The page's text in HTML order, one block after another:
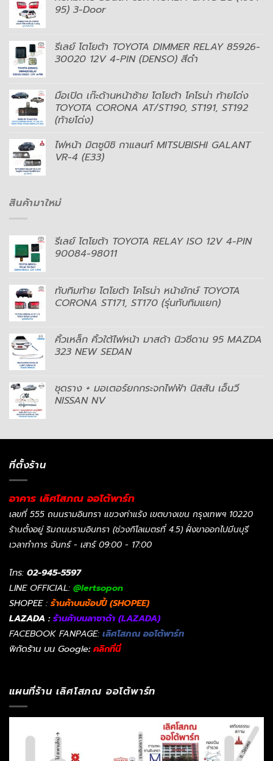
95) 3-Door
รีเลย์ โตโยต้า TOYOTA DIMMER RELAY 85926-
30020 12V 4-PIN (DENSO) สีดำ
มือเปิด เก๊ะด้านหน้าซ้าย โตโยต้า โคโรน่า ท้ายโด่ง
TOYOTA CORONA AT/ST190, ST191, ST192
(ท้ายโด่ง)
ไฟหน้า มิตซูบิชิ กาแลนท์ MITSUBISHI GALANT
VR-4 (E33)
สินค้ามาใหม่
รีเลย์ โตโยต้า TOYOTA RELAY ISO 12V 4-PIN
90084-98011
ทับทิมท้าย โตโยต้า โคโรน่า หน้ายักษ์ TOYOTA
CORONA ST171, ST170 (รุ่นทับทิมแยก)
คิ้วเหล็ก คิ้วใต้ไฟหน้า มาสด้า นิวซีดาน 95 MAZDA
323 NEW SEDAN
ชุดราง + มอเตอร์ยกกระจกไฟฟ้า นิสสัน เอ็นวี
NISSAN NV
ที่ตั้งร้าน
อาคาร เลิศโสภณ ออโต้พาร์ท
เลขที่ 555 ถนนรามอินทรา แขวงท่าแร้ง เขตบางเขน กรุงเทพฯ 10220
ร้านตั้งอยู่ ริมถนนรามอินทรา (ช่วงกิโลเมตรที่ 4.5) ฝั่งขาออกไปมีนบุรี
เวลาทำการ จันทร์ - เสาร์ 09:00 - 17:00
โทร: 02-945-5597
LINE OFFICIAL: @lertsopon
SHOPEE : ร้านค้าบนช้อปปี้ (SHOPEE)
LAZADA :ร้านค้าบนลาซาด้า (LAZADA)
FACEBOOK FANPAGE: เลิศโสภณ ออโต้พาร์ท
พิกัดร้าน บน Google: คลิกที่นี่
แผนที่ร้าน เลิศโสภณ ออโต้พาร์ท